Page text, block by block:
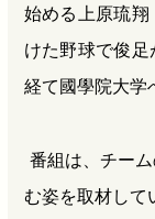
始める上原琉
けた野球で俊
経て國學院大学
番組は、チー
む姿を取材して